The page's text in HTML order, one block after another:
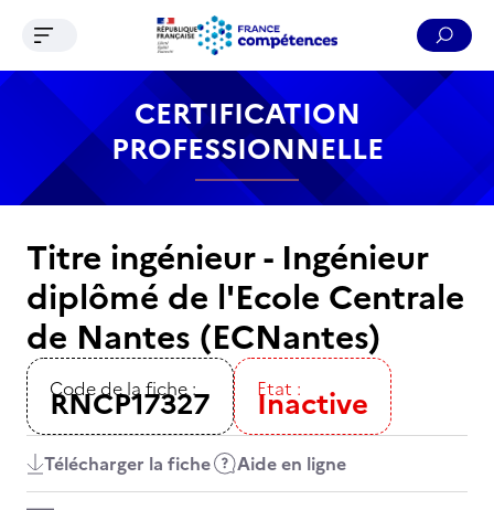
Contenu Recherche Menu Pied de page
Ouvrir le menu de navigation
CERTIFICATION
PROFESSIONNELLE
Titre ingénieur - Ingénieur
diplômé de l'Ecole Centrale
de Nantes (ECNantes)
Code de la fiche :
RNCP17327 Etat :
Inactive
Télécharger la fiche Aide en ligne